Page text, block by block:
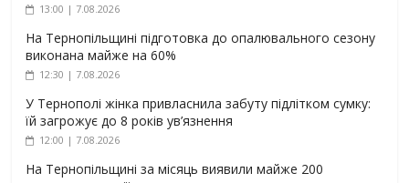
13:00 | 7.08.2026
На Тернопільщині підготовка до опалювального сезону
виконана майже на 60%
12:30 | 7.08.2026
У Тернополі жінка привласнила забуту підлітком сумку:
їй загрожує до 8 років ув’язнення
12:00 | 7.08.2026
На Тернопільщині за місяць виявили майже 200